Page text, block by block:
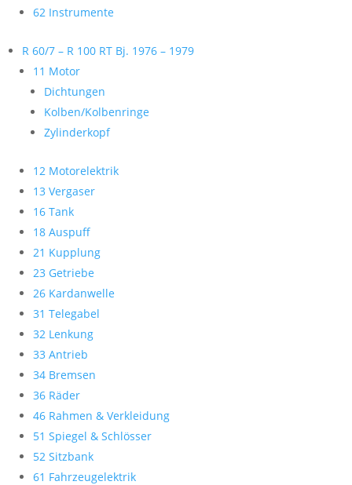
62 Instrumente
R 60/7 – R 100 RT Bj. 1976 – 1979
11 Motor
Dichtungen
Kolben/Kolbenringe
Zylinderkopf
12 Motorelektrik
13 Vergaser
16 Tank
18 Auspuff
21 Kupplung
23 Getriebe
26 Kardanwelle
31 Telegabel
32 Lenkung
33 Antrieb
34 Bremsen
36 Räder
46 Rahmen & Verkleidung
51 Spiegel & Schlösser
52 Sitzbank
61 Fahrzeugelektrik